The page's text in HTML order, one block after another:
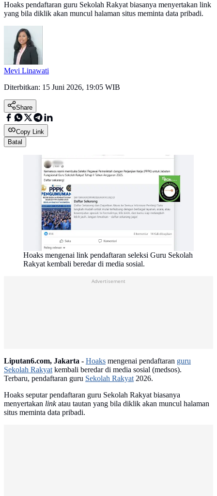
Hoaks pendaftaran guru Sekolah Rakyat biasanya menyertakan link
yang bila diklik akan muncul halaman situs meminta data pribadi.
Mevi Linawati
Diterbitkan: 15 Juni 2026, 19:05 WIB
Share
Copy Link
Batal
Hoaks mengenai link pendaftaran seleksi Guru Sekolah
Rakyat kembali beredar di media sosial.
Advertisement
Liputan6.com, Jakarta - Hoaks mengenai pendaftaran guru
Sekolah Rakyatkembali beredar di media sosial (medsos).
Terbaru, pendaftaran guru Sekolah Rakyat2026.
Hoaks seputar pendaftaran guru Sekolah Rakyat biasanya
menyertakan linkatau tautan yang bila diklik akan muncul halaman
situs meminta data pribadi.